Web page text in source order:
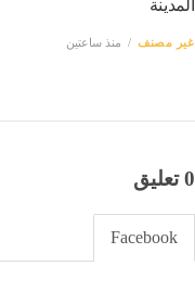
المدينة
غير مصنف منذ ساعتين
0 تعليق
Facebook